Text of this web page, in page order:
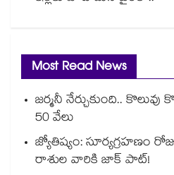
Most Read News
జర్మనీ నేర్చుకుంది.. కొలువు
50 వేలు
జ్యోతిష్యం: సూర్యగ్రహణం
రాశుల వారికి జాక్ పాట్!